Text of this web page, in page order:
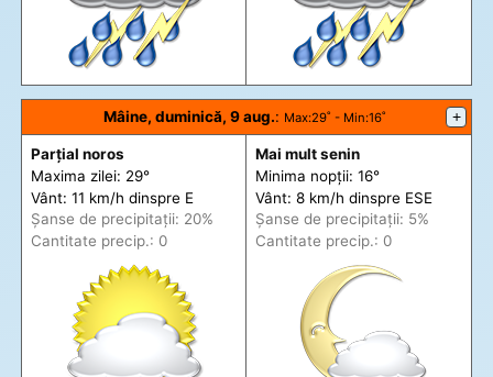
Mâine, duminică, 9 aug.: Max:29˚ - Min:16˚ +
Parțial noros
Maxima zilei: 29°
Vânt: 11 km/h dinspre E
Șanse de precipitații: 20%
Cantitate precip.: 0
Mai mult senin
Minima nopții: 16°
Vânt: 8 km/h dinspre ESE
Șanse de precipitații: 5%
Cantitate precip.: 0